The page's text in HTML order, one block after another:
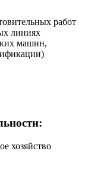
работ
линиях
машин,
хозяйство